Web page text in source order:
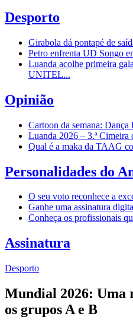
Desporto
Girabola dá pontapé de
Petro enfrenta UD Songo
Luanda acolhe primeira
UNITEL...
Opinião
Cartoon da semana: Dança
Luanda 2026 – 3.ª
Qual é a maka da TAAG
Personalidades do
O seu voto reconhece a
Ganhe uma assinatura
Conheça os profissionais
Assinatura
Desporto
Mundial 2026: Uma
os grupos A e B